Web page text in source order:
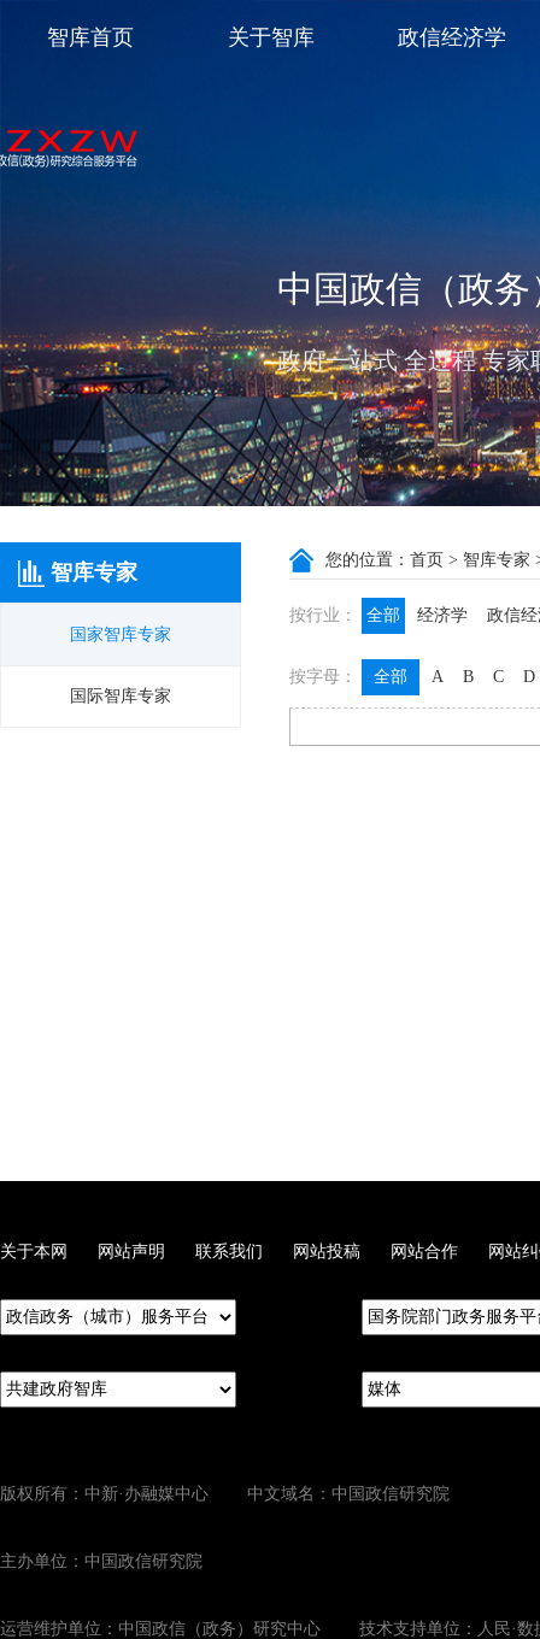
中国政信（政
政府一站式 全过程 专
智库首页 关于智库 政信经济学
智库专家
国家智库专家
国际智库专家
您的位置： 首页 > 智库专家
按行业： 全部 经济学
政信
膳食养生
名医西药
按字母： 全部 A B C D
关于本网 网站声明 联系我们 网站投稿 网站合作 网站
版权所有：中新·办融媒中心 中文域名：中国政信研究院
主办单位：中国政信研究院
运营维护单位：中国政信（政务）研究中心 技术支持单位：人民·数